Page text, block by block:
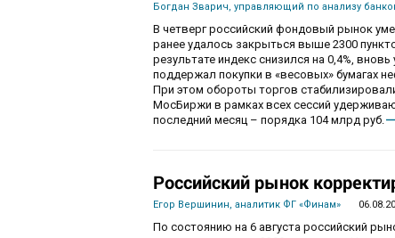
Богдан Зварич, управляющий по анализу
В четверг российский фондовый рынок
ранее удалось закрыться выше 2300
результате индекс снизился на 0,4%,
поддержал покупки в «весовых» бумагах
При этом обороты торгов
МосБиржи в рамках всех сессий
последний месяц – порядка 104 млрд руб.
Российский рынок
Егор Вершинин, аналитик ФГ «Финам»
По состоянию на 6 августа российский